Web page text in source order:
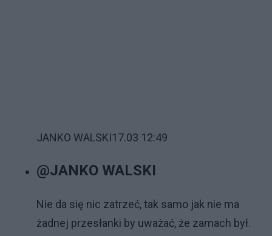
JANKO WALSKI17.03 12:49
@JANKO WALSKI
Nie da się nic zatrzeć, tak samo jak nie ma
żadnej przesłanki by uważać, że zamach był.